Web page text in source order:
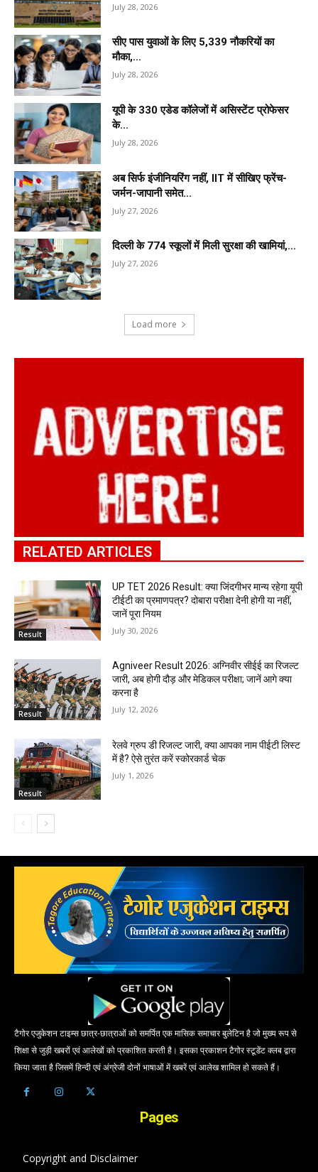
July 28, 2026
सीए पास युवाओं के लिए 5,339 नौकरियों का
मौका,...
July 28, 2026
यूपी के 330 एडेड कॉलेजों में असिस्टेंट प्रोफेसर
के...
July 28, 2026
अब सिर्फ इंजीनियरिंग नहीं, IIT में सीखिए फ्रेंच-
जर्मन-जापानी समेत...
July 27, 2026
दिल्ली के 774 स्कूलों में मिली सुरक्षा की खामियां,...
July 27, 2026
Load more
RELATED ARTICLES
Result
UP TET 2026 Result: क्या जिंदगीभर मान्य रहेगा यूपी
टीईटी का प्रमाणपत्र? दोबारा परीक्षा देनी होगी या नहीं,
जानें पूरा नियम
July 30, 2026
Result
Agniveer Result 2026: अग्निवीर सीईई का रिजल्ट
जारी, अब होगी दौड़ और मेडिकल परीक्षा; जानें आगे क्या
करना है
July 12, 2026
Result
रेलवे ग्रुप डी रिजल्ट जारी, क्या आपका नाम पीईटी लिस्ट
में है? ऐसे तुरंत करें स्कोरकार्ड चेक
July 1, 2026
टैगोर एजुकेशन टाइम्स छात्र-छात्राओं को समर्पित एक मासिक समाचार बुलेटिन है जो मुख्य रूप से
शिक्षा से जुड़ी खबरों एवं आलेखों को प्रकाशित करती है। इसका प्रकाशन टैगोर स्टूडेंट क्लब द्वारा
किया जाता है जिसमें हिन्दी एवं अंग्रेजी दोनों भाषाओं में खबरें एवं आलेख शामिल हो सकते हैं।
Pages
Copyright and Disclaimer